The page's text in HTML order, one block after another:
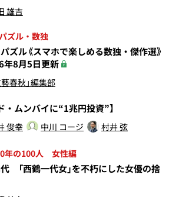
雄吉
ズル・数独
ズル《スマホで楽しめる数独・傑作選》
年8月5日更新
藝春秋」編集部
・ムンバイに“1兆円投資”】
俊幸 中川 コージ 村井 弦
年の100人 女性編
「西鶴一代女」を不朽にした女優の捨